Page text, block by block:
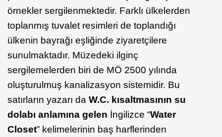
örnekler sergilenmektedir. Farklı ülkelerden
toplanmış tuvalet resimleri de toplandığı
ülkenin bayrağı eşliğinde ziyaretçilere
sunulmaktadır. Müzedeki ilginç
sergilemelerden biri de MÖ 2500 yılında
oluşturulmuş kanalizasyon sistemidir. Bu
satırların yazarı da W.C. kısaltmasının su
dolabı anlamına gelen İngilizce “Water
Closet” kelimelerinin baş harflerinden